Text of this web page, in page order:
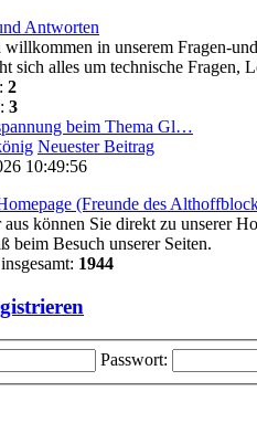
Antworten
in unserem Fragen-
sich alles um technische Fragen,
2
3
beim Thema Gl…
Neuester Beitrag
10:49:56
(Freunde des
können Sie direkt zu unserer
beim Besuch unserer Seiten.
1944
Passwort: